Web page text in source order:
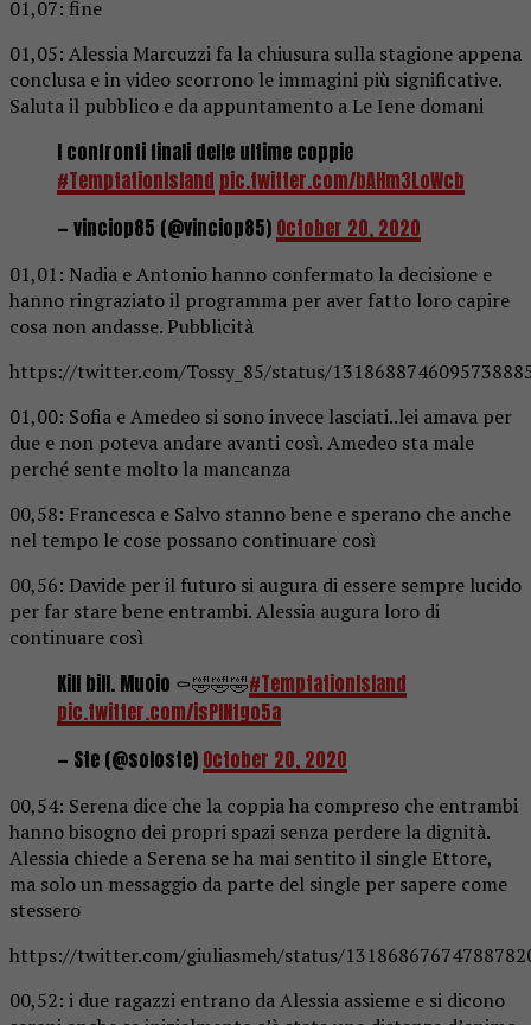
01,07: fine
01,05: Alessia Marcuzzi fa la chiusura sulla stagione appena
conclusa e in video scorrono le immagini più significative.
Saluta il pubblico e da appuntamento a Le Iene domani
I confronti finali delle ultime coppie
#TemptationIsland pic.twitter.com/bAHm3LoWcb
— vinciop85 (@vinciop85) October 20, 2020
01,01: Nadia e Antonio hanno confermato la decisione e
hanno ringraziato il programma per aver fatto loro capire
cosa non andasse. Pubblicità
https://twitter.com/Tossy_85/status/
01,00: Sofia e Amedeo si sono invece lasciati..lei amava per
due e non poteva andare avanti così. Amedeo sta male
perché sente molto la mancanza
00,58: Francesca e Salvo stanno bene e sperano che anche
nel tempo le cose possano continuare così
00,56: Davide per il futuro si augura di essere sempre lucido
per far stare bene entrambi. Alessia augura loro di
continuare così
Kill bill. Muoio ⚰️🤣🤣🤣#TemptationIsland
pic.twitter.com/isPlNtgo5a
— Ste (@soloste) October 20, 2020
00,54: Serena dice che la coppia ha compreso che entrambi
hanno bisogno dei propri spazi senza perdere la dignità.
Alessia chiede a Serena se ha mai sentito il single Ettore,
ma solo un messaggio da parte del single per sapere come
stessero
https://twitter.com/giuliasmeh/status/
00,52: i due ragazzi entrano da Alessia assieme e si dicono